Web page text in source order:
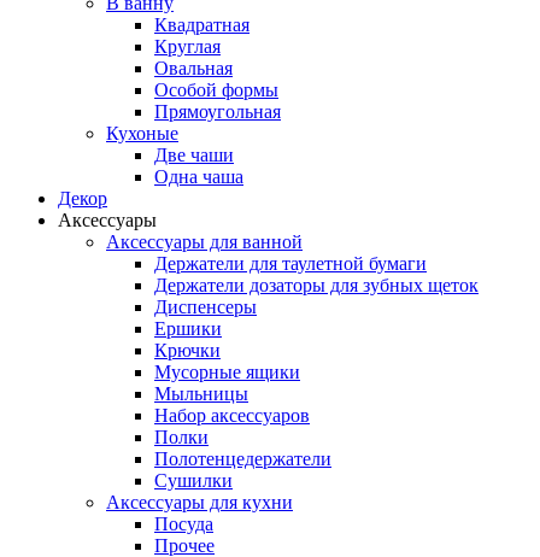
Квадратная
Круглая
Овальная
Особой формы
Прямоугольная
Кухоные
Две чаши
Одна чаша
Декор
Аксессуары
Аксессуары для ванной
Держатели для таулетной бумаги
Держатели дозаторы для зубных щеток
Диспенсеры
Ершики
Крючки
Мусорные ящики
Мыльницы
Набор аксессуаров
Полки
Полотенцедержатели
Сушилки
Аксессуары для кухни
Посуда
Прочее